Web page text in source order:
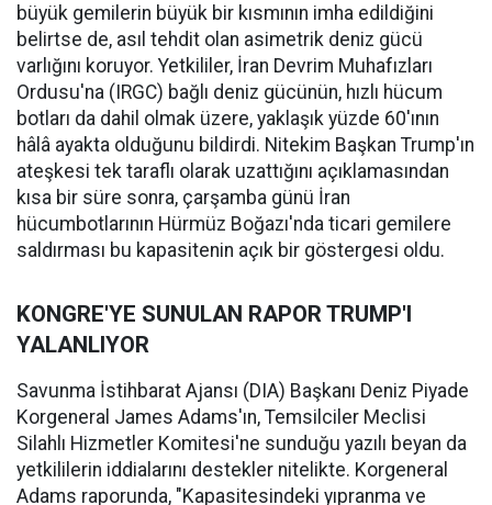
büyük gemilerin büyük bir kısmının imha edildiğini
belirtse de, asıl tehdit olan asimetrik deniz gücü
varlığını koruyor. Yetkililer, İran Devrim Muhafızları
Ordusu'na (IRGC) bağlı deniz gücünün, hızlı hücum
botları da dahil olmak üzere, yaklaşık yüzde 60'ının
hâlâ ayakta olduğunu bildirdi. Nitekim Başkan Trump'ın
ateşkesi tek taraflı olarak uzattığını açıklamasından
kısa bir süre sonra, çarşamba günü İran
hücumbotlarının Hürmüz Boğazı'nda ticari gemilere
saldırması bu kapasitenin açık bir göstergesi oldu.
KONGRE'YE SUNULAN RAPOR TRUMP'I
YALANLIYOR
Savunma İstihbarat Ajansı (DIA) Başkanı Deniz Piyade
Korgeneral James Adams'ın, Temsilciler Meclisi
Silahlı Hizmetler Komitesi'ne sunduğu yazılı beyan da
yetkililerin iddialarını destekler nitelikte. Korgeneral
Adams raporunda, "Kapasitesindeki yıpranma ve